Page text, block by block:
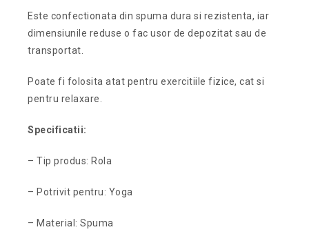
Este confectionata din spuma dura si rezistenta, iar
dimensiunile reduse o fac usor de depozitat sau de
transportat.
Poate fi folosita atat pentru exercitiile fizice, cat si
pentru relaxare.
Specificatii:
– Tip produs: Rola
– Potrivit pentru: Yoga
– Material: Spuma